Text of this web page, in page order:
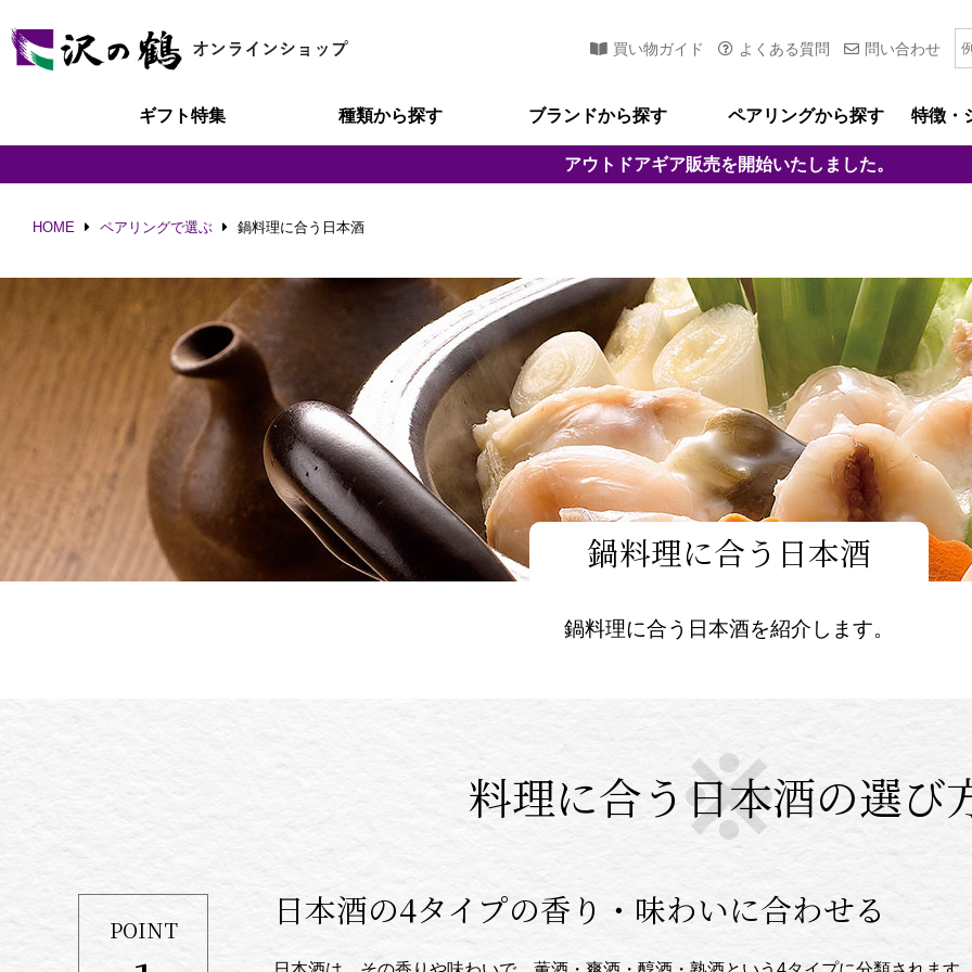
買い物ガイド よくある質問 問い合わせ
ギフト特集 種類から探す ブランドから探す ペアリングから探す 特徴・
アウトドアギア販売を開始いたしました。
HOME ペアリングで選ぶ 鍋料理に合う日本酒
鍋料理に合う日本酒
鍋料理に合う日本酒を紹介します。
料理に合う日本酒の選び
POINT 日本酒の4タイプの香り・味わいに合わせる